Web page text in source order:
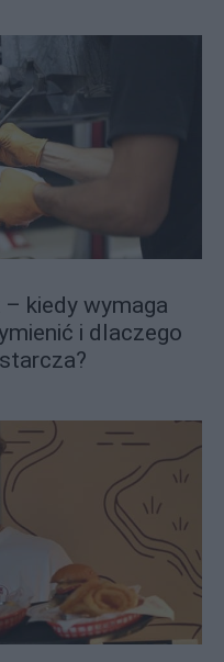
– kiedy wymaga
i dlaczego